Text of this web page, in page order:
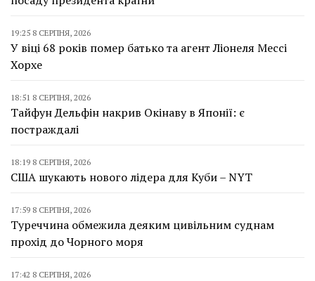
19:25 8 СЕРПНЯ, 2026
У віці 68 років помер батько та агент Ліонеля Мессі
Хорхе
18:51 8 СЕРПНЯ, 2026
Тайфун Дельфін накрив Окінаву в Японії: є
постраждалі
18:19 8 СЕРПНЯ, 2026
США шукають нового лідера для Куби – NYT
17:59 8 СЕРПНЯ, 2026
Туреччина обмежила деяким цивільним суднам
прохід до Чорного моря
17:42 8 СЕРПНЯ, 2026